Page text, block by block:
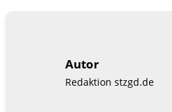
Autor
Redaktion stzgd.de